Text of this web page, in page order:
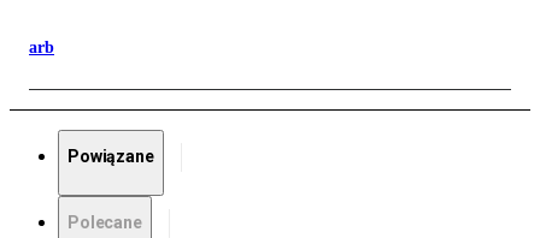
arb
Powiązane
Polecane